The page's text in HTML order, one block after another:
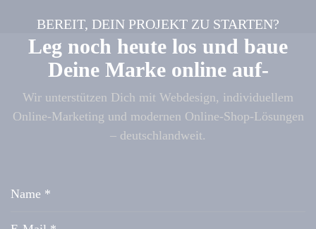
BEREIT, DEIN PROJEKT ZU STARTEN?
Leg noch heute los und baue
Deine Marke online auf-
Wir unterstützen Dich mit Webdesign, individuellem
Online-Marketing und modernen Online-Shop-Lösungen
– deutschlandweit.